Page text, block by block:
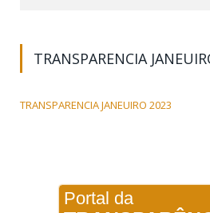
TRANSPARENCIA
TRANSPARENCIA JANEUIRO 2023
Portal da